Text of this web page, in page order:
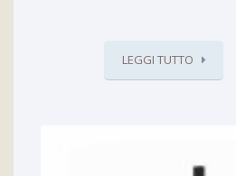
LEGGI TUTTO